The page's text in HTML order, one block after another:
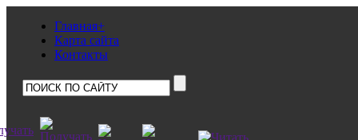
Главная+
Карта сайта
Контакты